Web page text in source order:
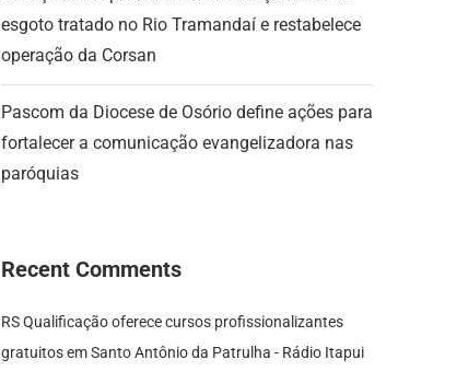
esgoto tratado no Rio Tramandaí e restabelece
operação da Corsan
Pascom da Diocese de Osório define ações para
fortalecer a comunicação evangelizadora nas
paróquias
Recent Comments
RS Qualificação oferece cursos profissionalizantes
gratuitos em Santo Antônio da Patrulha - Rádio Itapui